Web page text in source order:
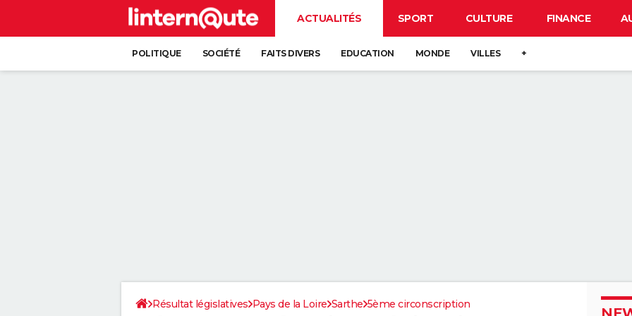
ACTUALITÉS SPORT CULTURE FINANCE
POLITIQUE SOCIÉTÉ FAITS DIVERS EDUCATION MONDE VILLES +
Résultat législatives Pays de la Loire Sarthe 5ème circonscription